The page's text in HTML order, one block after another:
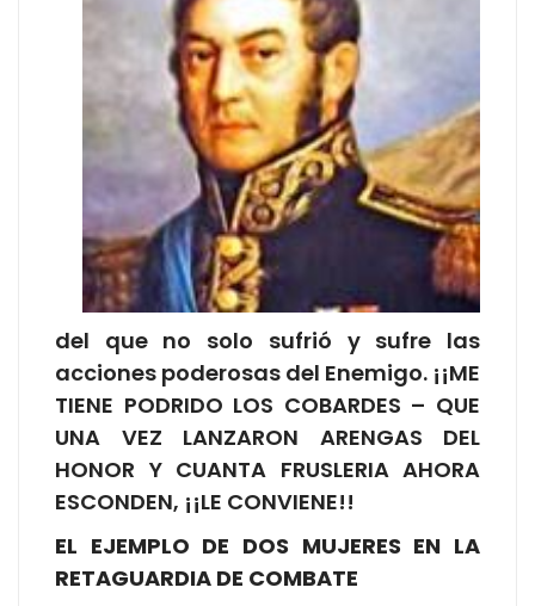
del que no solo sufrió y sufre las
acciones poderosas del Enemigo. ¡¡ME
TIENE PODRIDO LOS COBARDES – QUE
UNA VEZ LANZARON ARENGAS DEL
HONOR Y CUANTA FRUSLERIA AHORA
ESCONDEN, ¡¡LE CONVIENE!!
EL EJEMPLO DE DOS MUJERES EN LA
RETAGUARDIA DE COMBATE